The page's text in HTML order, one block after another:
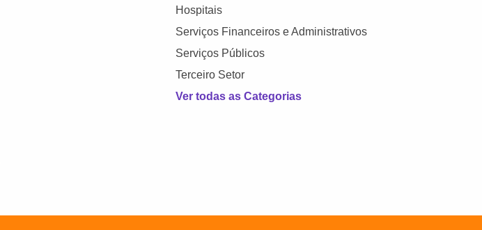
Hospitais
Serviços Financeiros e Administrativos
Serviços Públicos
Terceiro Setor
Ver todas as Categorias